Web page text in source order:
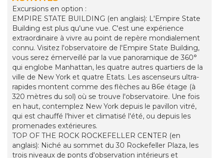
Excursions en option :
EMPIRE STATE BUILDING (en anglais): L'Empire State
Building est plus qu'une vue. C'est une expérience
extraordinaire à vivre au point de repère mondialement
connu. Visitez l'observatoire de l'Empire State Building,
vous serez émerveillé par la vue panoramique de 360°
qui englobe Manhattan, les quatre autres quartiers de la
ville de New York et quatre Etats. Les ascenseurs ultra-
rapides montent comme des flèches au 86e étage (à
320 mètres du sol) où se trouve l'observatoire. Une fois
en haut, contemplez New York depuis le pavillon vitré,
qui est chauffé l'hiver et climatisé l'été, ou depuis les
promenades extérieures.
TOP OF THE ROCK ROCKEFELLER CENTER (en
anglais): Niché au sommet du 30 Rockefeller Plaza, les
trois niveaux de ponts d'observation intérieurs et